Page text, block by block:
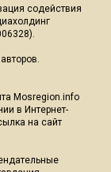
содействия
Mosregion.info
в Интернет-
на сайт